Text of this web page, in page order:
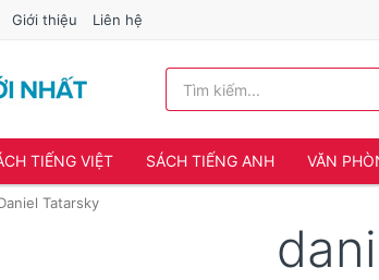
Giới thiệu Liên hệ
TIẾNG VIỆT SÁCH TIẾNG ANH VĂN
Tatarsky